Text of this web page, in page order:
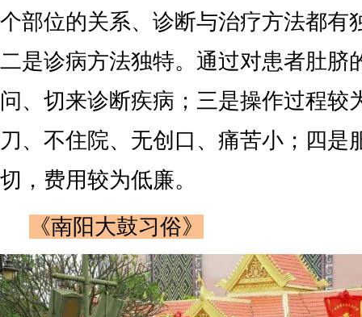
个部位的关系、诊断与治疗方法都有
二是诊病方法独特。通过对患者肚脐
问、切来诊断疾病；三是操作过程较
刀、不住院、无创口、痛苦小；四是
切，费用较为低廉。
《南阳大鼓习俗》